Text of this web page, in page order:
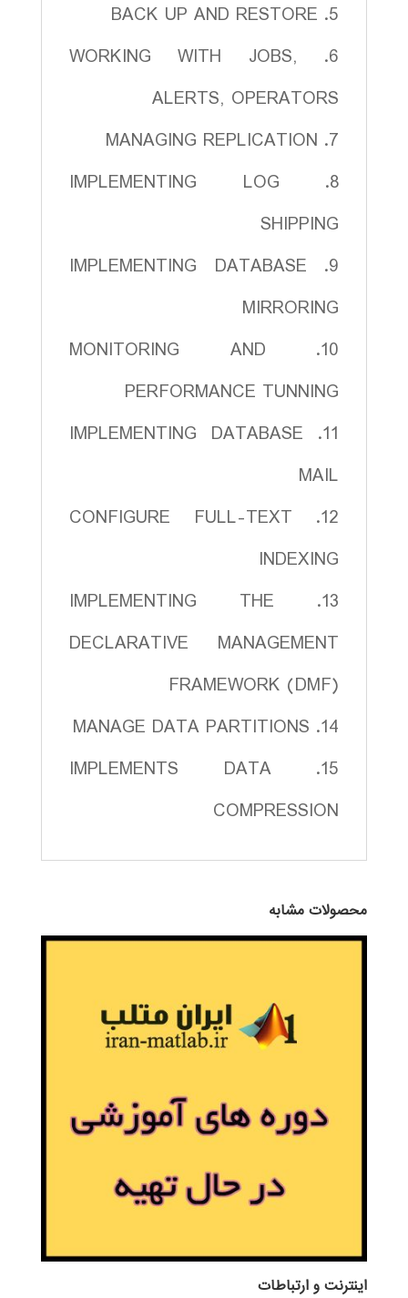
5. BACK UP AND RESTORE
6. WORKING WITH JOBS,
ALERTS, OPERATORS
7. MANAGING REPLICATION
8. IMPLEMENTING LOG
SHIPPING
9. IMPLEMENTING DATABASE
MIRRORING
10. MONITORING AND
PERFORMANCE TUNNING
11. IMPLEMENTING DATABASE
MAIL
12. CONFIGURE FULL-TEXT
INDEXING
13. IMPLEMENTING THE
DECLARATIVE MANAGEMENT
FRAMEWORK (DMF)
14. MANAGE DATA PARTITIONS
15. IMPLEMENTS DATA
COMPRESSION
محصولات مشابه
اينترنت و ارتباطات